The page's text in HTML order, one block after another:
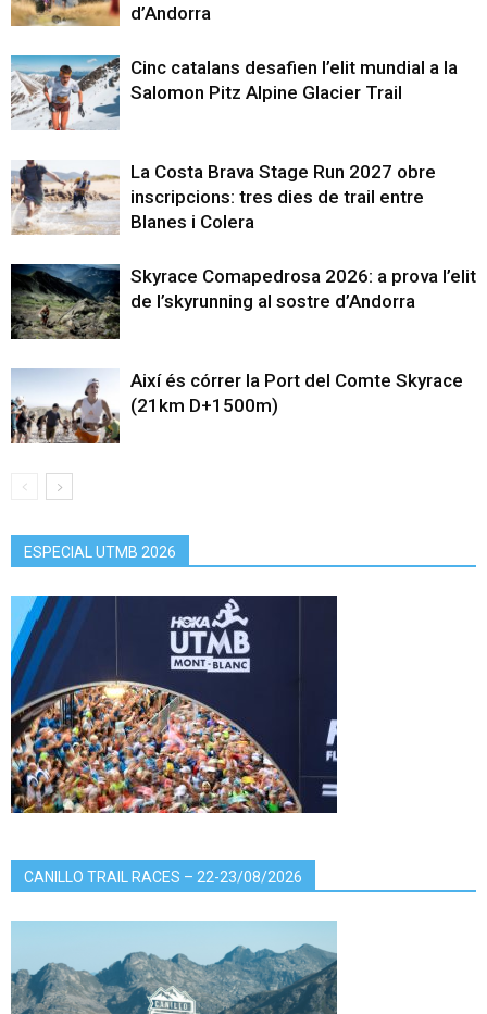
d’Andorra
Cinc catalans desafien l’elit mundial a la
Salomon Pitz Alpine Glacier Trail
La Costa Brava Stage Run 2027 obre
inscripcions: tres dies de trail entre
Blanes i Colera
Skyrace Comapedrosa 2026: a prova l’elit
de l’skyrunning al sostre d’Andorra
Així és córrer la Port del Comte Skyrace
(21km D+1500m)
ESPECIAL UTMB 2026
CANILLO TRAIL RACES – 22-23/08/2026